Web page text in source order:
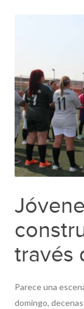
través
Parece una
domingo,